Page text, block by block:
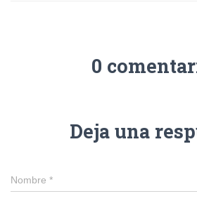
0
Deja una
Nombre *